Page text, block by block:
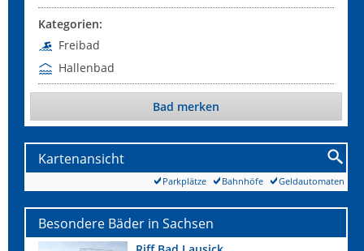
Kategorien:
Freibad
Hallenbad
Bad merken
Kartenansicht
Geldautomaten
Bahnhöfe
Parkplätze
Besondere Bäder in Sachsen